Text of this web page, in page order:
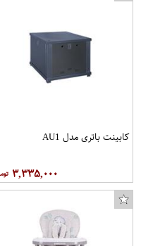
کابینت باتری مدل AU1
۳,۳۳۵,۰۰۰